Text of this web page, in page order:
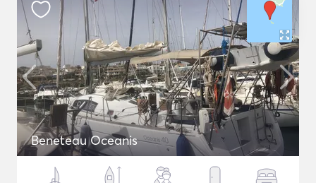
Beneteau Oceanis